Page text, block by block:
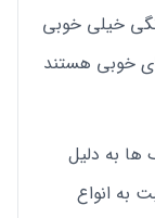
خیلی خوبی
خوبی هستند
ها به دلیل
به انواع